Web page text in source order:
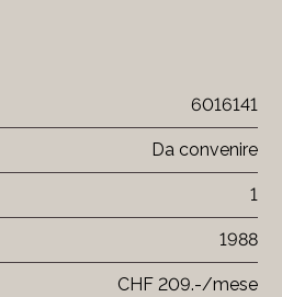
6016141
Da convenire
1
1988
CHF 209.-/mese